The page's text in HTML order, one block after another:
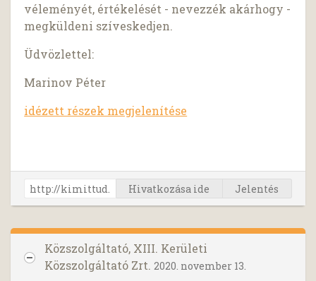
véleményét, értékelését - nevezzék akárhogy -
megküldeni szíveskedjen.
Üdvözlettel:
Marinov Péter
idézett részek megjelenítése
Hivatkozása ide Jelentés
Közszolgáltató, XIII. Kerületi
Közszolgáltató Zrt. 2020. november 13.